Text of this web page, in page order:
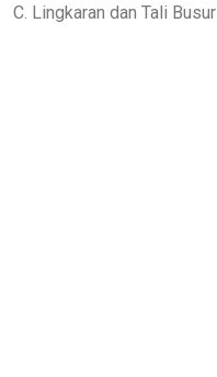
C. Lingkaran dan Tali Busur